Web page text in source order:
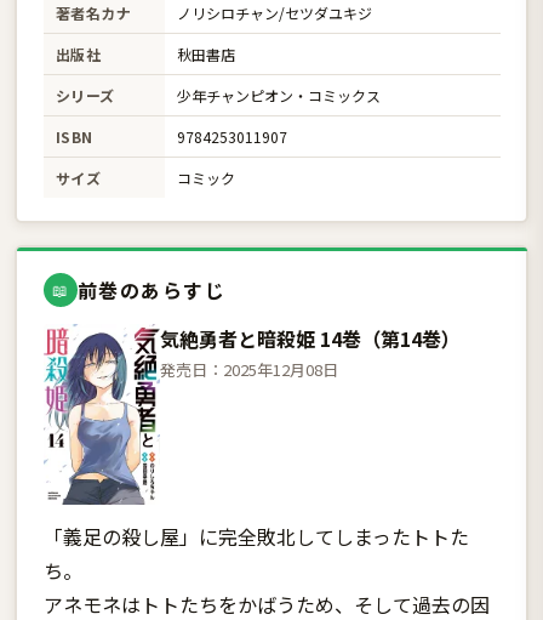
著者名カナ
ノリシロチャン/セツダユキジ
出版社
秋田書店
シリーズ
少年チャンピオン・コミックス
ISBN
9784253011907
サイズ
コミック
📖 前巻のあらすじ
気絶勇者と暗殺姫 14巻（第14巻）
発売日：2025年12月08日
「義足の殺し屋」に完全敗北してしまったトトた
ち。
アネモネはトトたちをかばうため、そして過去の因